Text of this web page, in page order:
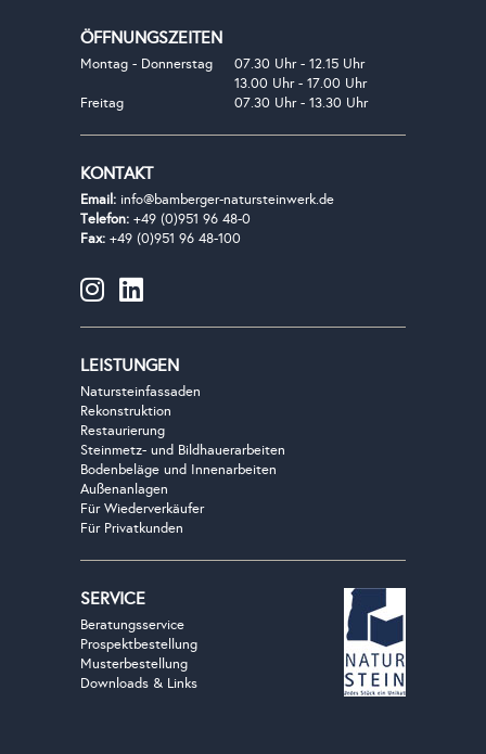
ÖFFNUNGSZEITEN
Montag - Donnerstag
07.30 Uhr - 12.15 Uhr
13.00 Uhr - 17.00 Uhr
Freitag
07.30 Uhr - 13.30 Uhr
KONTAKT
Email: info@bamberger-natursteinwerk.de
Telefon: +49 (0)951 96 48-0
Fax: +49 (0)951 96 48-100
LEISTUNGEN
Natursteinfassaden
Rekonstruktion
Restaurierung
Steinmetz- und Bildhauerarbeiten
Bodenbeläge und Innenarbeiten
Außenanlagen
Für Wiederverkäufer
Für Privatkunden
SERVICE
Beratungsservice
Prospektbestellung
Musterbestellung
Downloads & Links